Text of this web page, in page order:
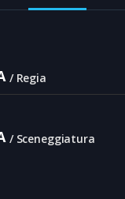
Regia
Sceneggiatura